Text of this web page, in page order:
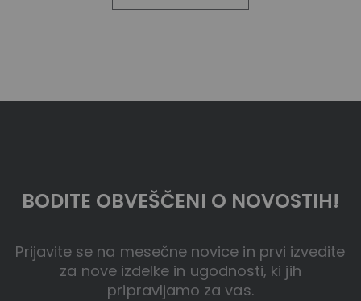
BODITE OBVEŠČENI O NOVOSTIH!
Prijavite se na mesečne novice in prvi izvedite
za nove izdelke in ugodnosti, ki jih
pripravljamo za vas.